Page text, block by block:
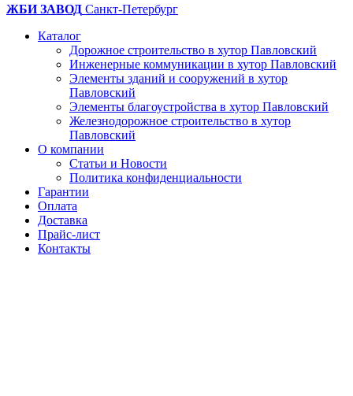
ЖБИ ЗАВОД Санкт-Петербург
Каталог
Дорожное строительство в хутор Павловский
Инженерные коммуникации в хутор Павловский
Элементы зданий и сооружений в хутор
Павловский
Элементы благоустройства в хутор Павловский
Железнодорожное строительство в хутор
Павловский
О компании
Статьи и Новости
Политика конфиденциальности
Гарантии
Оплата
Доставка
Прайс-лист
Контакты